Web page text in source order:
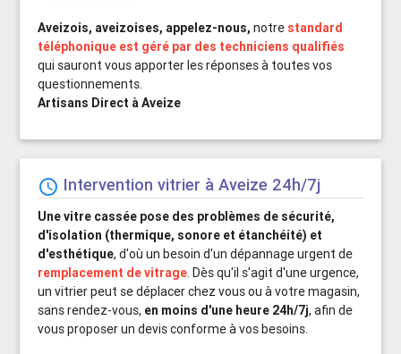
Aveizois, aveizoises, appelez-nous, notre standard
téléphonique est géré par des techniciens qualifiés
qui sauront vous apporter les réponses à toutes vos
questionnements.
Artisans Direct à Aveize
schedule Intervention vitrier à Aveize 24h/7j
Une vitre cassée pose des problèmes de sécurité,
d'isolation (thermique, sonore et étanchéité) et
d'esthétique, d'où un besoin d'un dépannage urgent de
remplacement de vitrage. Dès qu'il s'agit d'une urgence,
un vitrier peut se déplacer chez vous ou à votre magasin,
sans rendez-vous, en moins d'une heure 24h/7j, afin de
vous proposer un devis conforme à vos besoins.